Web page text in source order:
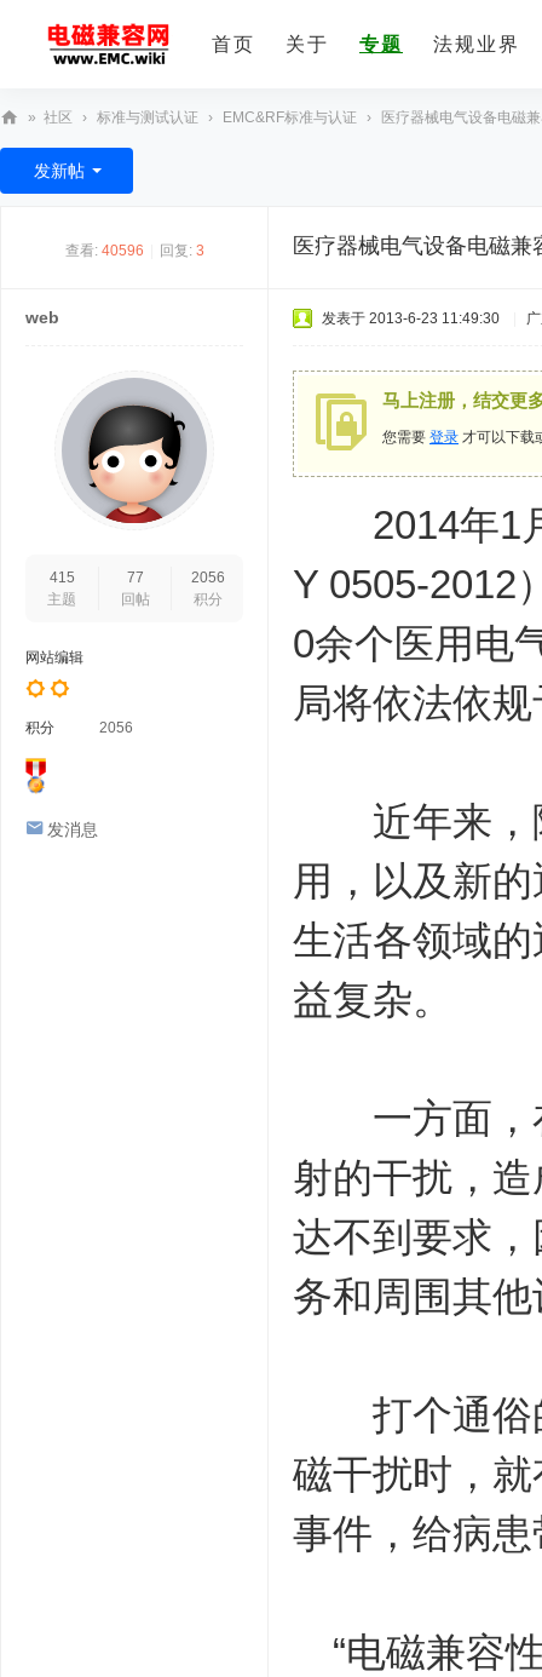
首页 关于 专题 法规业界
E
» 社区 › 标准与测试认证 › EMC&RF标准与认证 › 医疗器械电气设备电磁
发新帖
查看: 40596 回复: 3 医疗器械电气设备电磁
web
415
主题
77
回帖
2056
积分
网站编辑
积分 2056
发消息
发表于 2013-6-23 11:49:30
马上注册，结交更
您需要 登录 才可以下载
2014年1月
Y 0505-2012
0余个医用电
局将依法依
近年来，随
用，以及新
生活各领域
益复杂。
一方面，在
射的干扰，
达不到要求
务和周围其
打个通俗的
磁干扰时，
事件，给病
“电磁兼容